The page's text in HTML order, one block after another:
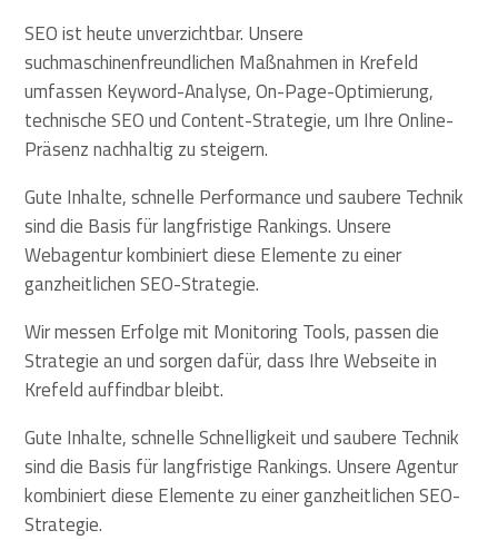
SEO ist heute unverzichtbar. Unsere
suchmaschinenfreundlichen Maßnahmen in Krefeld
umfassen Keyword-Analyse, On-Page-Optimierung,
technische SEO und Content-Strategie, um Ihre Online-
Präsenz nachhaltig zu steigern.
Gute Inhalte, schnelle Performance und saubere Technik
sind die Basis für langfristige Rankings. Unsere
Webagentur kombiniert diese Elemente zu einer
ganzheitlichen SEO-Strategie.
Wir messen Erfolge mit Monitoring Tools, passen die
Strategie an und sorgen dafür, dass Ihre Webseite in
Krefeld auffindbar bleibt.
Gute Inhalte, schnelle Schnelligkeit und saubere Technik
sind die Basis für langfristige Rankings. Unsere Agentur
kombiniert diese Elemente zu einer ganzheitlichen SEO-
Strategie.